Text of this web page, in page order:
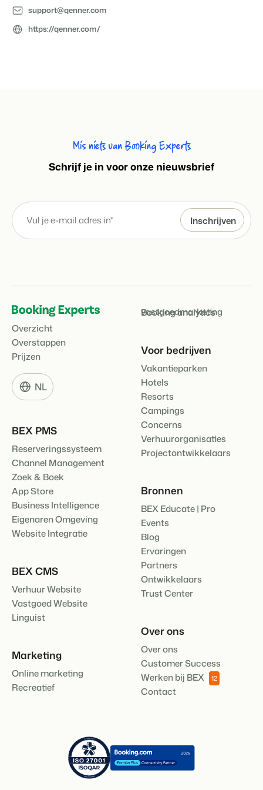
Klantverhaal Hofparken
support@qenner.com
https://qenner.com/
Mis niets van Booking Experts
Schrijf je in voor onze nieuwsbrief
Overzicht
Overstappen
Prijzen
NL
BEX PMS
Reserveringssysteem
Channel Management
Zoek & Boek
App Store
Business Intelligence
Eigenaren Omgeving
Website Integratie
BEX CMS
Verhuur Website
Vastgoed Website
Linguist
Marketing
Online marketing
Recreatief
vastgoedmarketing
Booking analytics
Voor bedrijven
Vakantieparken
Hotels
Resorts
Campings
Concerns
Verhuurorganisaties
Projectontwikkelaars
Bronnen
BEX Educate | Pro
Events
Blog
Ervaringen
Partners
Ontwikkelaars
Trust Center
Over ons
Over ons
Customer Success
Werken bij BEX
12
Contact